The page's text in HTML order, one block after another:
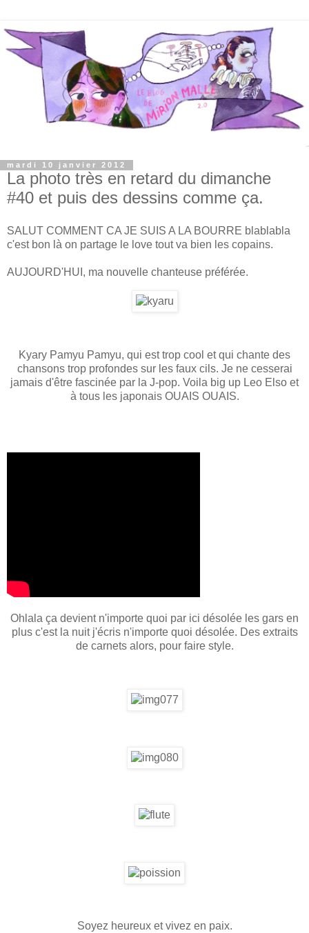
mardi 10 janvier 2012
La photo très en retard du dimanche
#40 et puis des dessins comme ça.
SALUT COMMENT CA JE SUIS A LA BOURRE blablabla
c'est bon là on partage le love tout va bien les copains.
AUJOURD'HUI, ma nouvelle chanteuse préférée.
Kyary Pamyu Pamyu, qui est trop cool et qui chante des
chansons trop profondes sur les faux cils. Je ne cesserai
jamais d'être fascinée par la J-pop. Voila big up Leo Elso et
à tous les japonais OUAIS OUAIS.
Ohlala ça devient n'importe quoi par ici désolée les gars en
plus c'est la nuit j'écris n'importe quoi désolée. Des extraits
de carnets alors, pour faire style.
Soyez heureux et vivez en paix.